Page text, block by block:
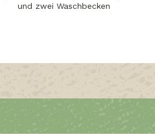
und zwei Waschbecken